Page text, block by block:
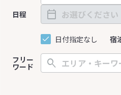
日程
日付指定なし 宿
フリー
ワード